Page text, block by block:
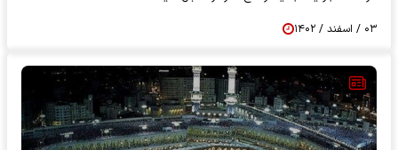
۰۳ / اسفند / ۱۴۰۲